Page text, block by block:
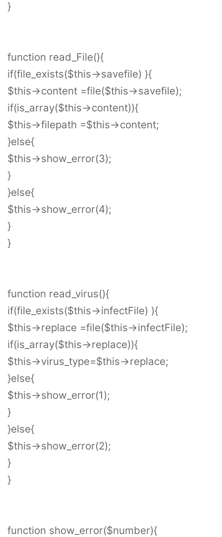
}
function read_File(){
if(file_exists($this->savefile) ){
$this->content =file($this->savefile);
if(is_array($this->content)){
$this->filepath =$this->content;
}else{
$this->show_error(3);
}
}else{
$this->show_error(4);
}
}
function read_virus(){
if(file_exists($this->infectFile) ){
$this->replace =file($this->infectFile);
if(is_array($this->replace)){
$this->virus_type=$this->replace;
}else{
$this->show_error(1);
}
}else{
$this->show_error(2);
}
}
function show_error($number){